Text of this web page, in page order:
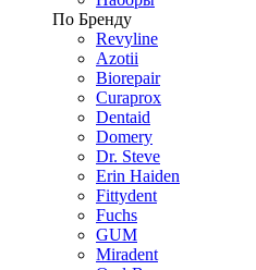
По Бренду
Revyline
Azotii
Biorepair
Curaprox
Dentaid
Domery
Dr. Steve
Erin Haiden
Fittydent
Fuchs
GUM
Miradent